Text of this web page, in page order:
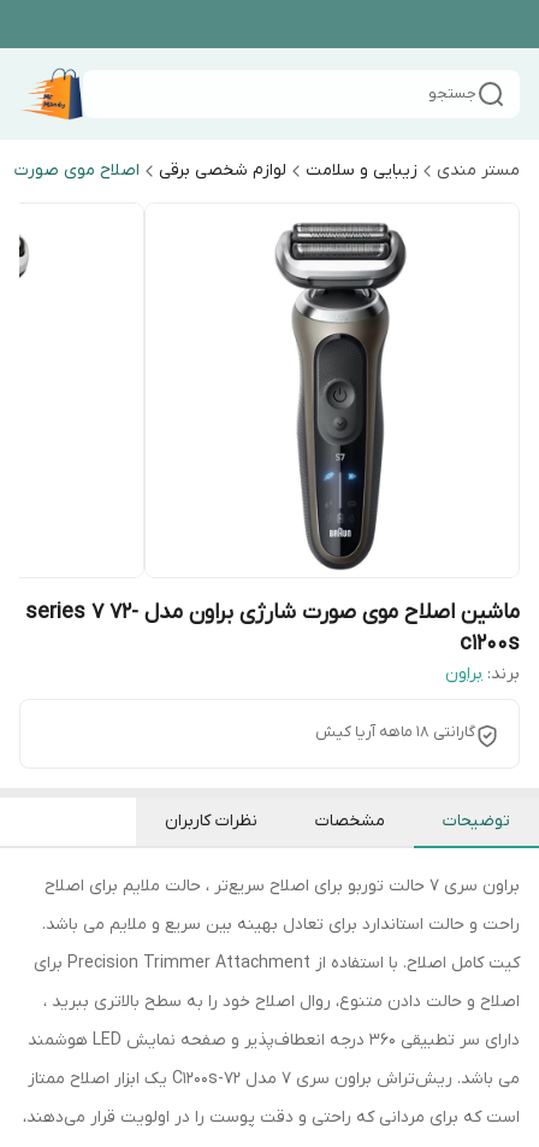
جستجو
مستر مندی زیبایی و سلامت لوازم شخصی برقی اصلاح موی صورت
ماشین اصلاح موی صورت شارژی براون مدل series 7 72-
c1200s
برند: براون
گارانتی 18 ماهه آریا کیش
توضیحات مشخصات نظرات کاربران
براون سری 7 حالت توربو برای اصلاح سریع‌تر ، حالت ملایم برای اصلاح
راحت و حالت استاندارد برای تعادل بهینه بین سریع و ملایم می باشد.
کیت کامل اصلاح. با استفاده از Precision Trimmer Attachment برای
اصلاح و حالت دادن متنوع، روال اصلاح خود را به سطح بالاتری ببرید ،
دارای سر تطبیقی ​​۳۶۰ درجه انعطاف‌پذیر و صفحه نمایش LED هوشمند
می باشد. ریش‌تراش براون سری 7 مدل 72-C1200s یک ابزار اصلاح ممتاز
است که برای مردانی که راحتی و دقت پوست را در اولویت قرار می‌دهند،